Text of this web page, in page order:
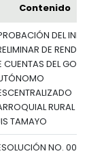
Contenido
DEL
DE
CUENTAS DEL
RURAL
TAMAYO
NO. 003-